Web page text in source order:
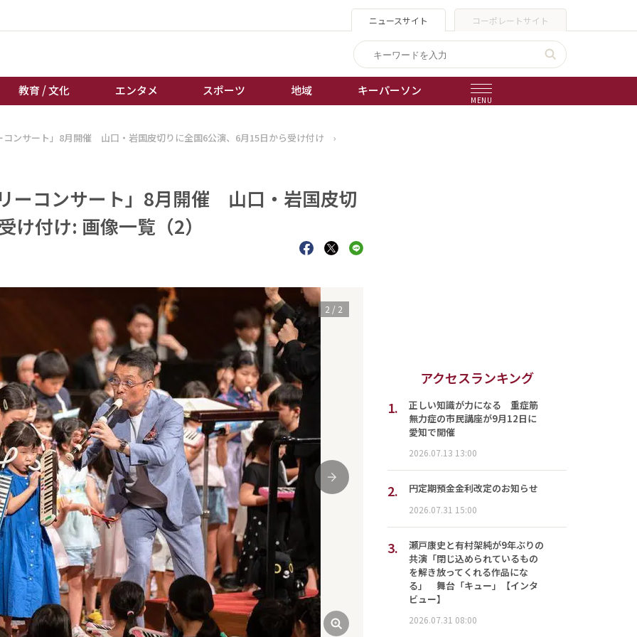
ニュースサイト コーポレートサイト
教育 / 文化 エンタメ スポーツ 地域 キーパーソン
MENU
経済 / ビジネス
エンタメ
スポーツ
誰もが輝いて働く社会へ
競輪
ンサート」8月開催 山口・岩国皮切りに全国6公演、6月15日から受け付け ›
ーコンサート」8月開催 山口・岩国皮切
付け: 画像一覧（2）
次
1 / 2
アクセスランキング
1.
正しい知識が力になる 重症筋
無力症の市民講座が9月12日に
愛知で開催
2026.07.13 13:00
2. 円定期預金金利改定のお知らせ
2026.07.31 15:00
3.
瀬戸康史と有村架純が9年ぶりの
共演「閉じ込められているもの
を解き放ってくれる作品にな
る」 舞台「キュー」【インタ
ビュー】
2026.07.31 08:00